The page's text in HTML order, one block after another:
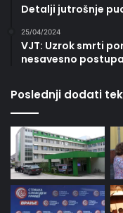
Detalji jutrošnje
25/04/2024
VJT: Uzrok smrti
nesavesno
Poslednji dodati